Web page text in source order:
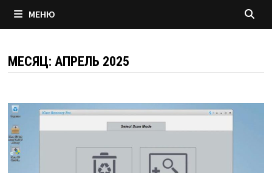
МЕНЮ
МЕСЯЦ: АПРЕЛЬ 2025